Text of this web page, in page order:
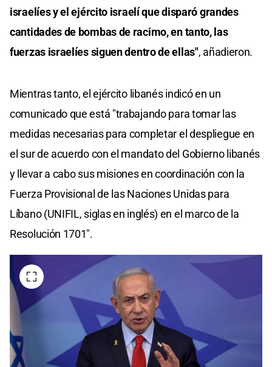
israelíes y el ejército israelí que disparó grandes
cantidades de bombas de racimo, en tanto, las
fuerzas israelíes siguen dentro de ellas", añadieron.
Mientras tanto, el ejército libanés indicó en un
comunicado que está "trabajando para tomar las
medidas necesarias para completar el despliegue en
el sur de acuerdo con el mandato del Gobierno libanés
y llevar a cabo sus misiones en coordinación con la
Fuerza Provisional de las Naciones Unidas para
Líbano (UNIFIL, siglas en inglés) en el marco de la
Resolución 1701".